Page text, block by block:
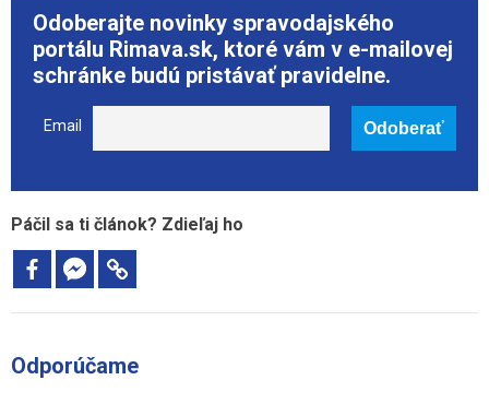
Odoberajte novinky spravodajského
portálu Rimava.sk, ktoré vám v e-mailovej
schránke budú pristávať pravidelne.
Email
Páčil sa ti článok? Zdieľaj ho
Odporúčame